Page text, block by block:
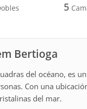
5
Bertioga
del océano, es
Con una
del mar.